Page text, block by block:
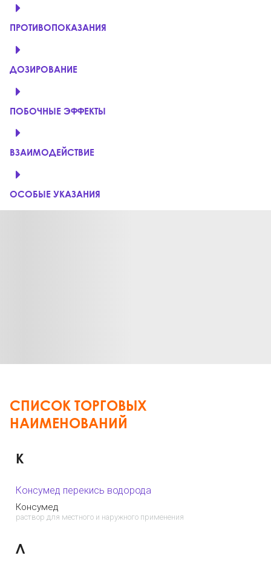
ПРОТИВОПОКАЗАНИЯ
ДОЗИРОВАНИЕ
ПОБОЧНЫЕ ЭФФЕКТЫ
ВЗАИМОДЕЙСТВИЕ
ОСОБЫЕ УКАЗАНИЯ
СПИСОК ТОРГОВЫХ
НАИМЕНОВАНИЙ
К
Консумед перекись водорода
Консумед
раствор для местного и наружного применения
Л